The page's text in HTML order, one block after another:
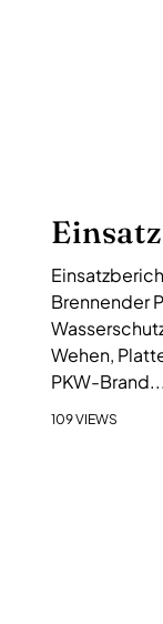
Brennender
Wehen,
PKW-Brand...
109 VIEWS